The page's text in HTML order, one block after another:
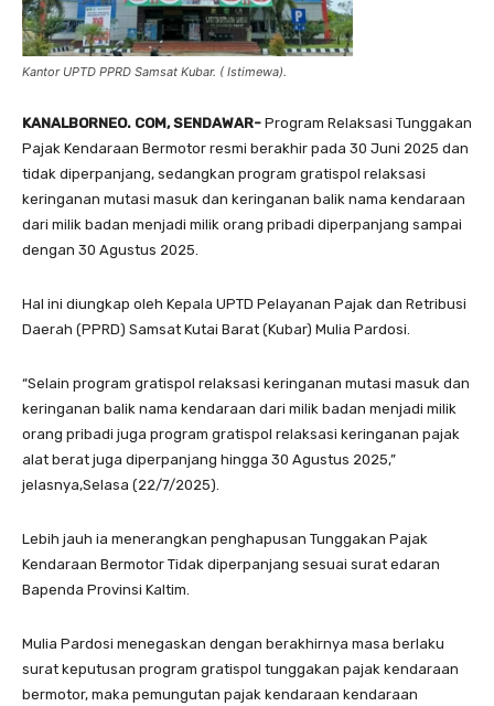
Kantor UPTD PPRD Samsat Kubar. ( Istimewa).
KANALBORNEO. COM, SENDAWAR- Program Relaksasi Tunggakan
Pajak Kendaraan Bermotor resmi berakhir pada 30 Juni 2025 dan
tidak diperpanjang, sedangkan program gratispol relaksasi
keringanan mutasi masuk dan keringanan balik nama kendaraan
dari milik badan menjadi milik orang pribadi diperpanjang sampai
dengan 30 Agustus 2025.
Hal ini diungkap oleh Kepala UPTD Pelayanan Pajak dan Retribusi
Daerah (PPRD) Samsat Kutai Barat (Kubar) Mulia Pardosi.
“Selain program gratispol relaksasi keringanan mutasi masuk dan
keringanan balik nama kendaraan dari milik badan menjadi milik
orang pribadi juga program gratispol relaksasi keringanan pajak
alat berat juga diperpanjang hingga 30 Agustus 2025,”
jelasnya,Selasa (22/7/2025).
Lebih jauh ia menerangkan penghapusan Tunggakan Pajak
Kendaraan Bermotor Tidak diperpanjang sesuai surat edaran
Bapenda Provinsi Kaltim.
Mulia Pardosi menegaskan dengan berakhirnya masa berlaku
surat keputusan program gratispol tunggakan pajak kendaraan
bermotor, maka pemungutan pajak kendaraan kendaraan